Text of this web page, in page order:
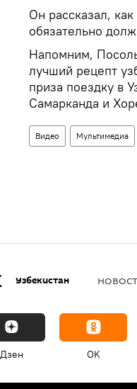
Он рассказал,
обязательно
Напомним,
лучший рецепт
приза поездку в
Самарканда и
Видео Мультимедиа
Узбекистан
Дзен OK